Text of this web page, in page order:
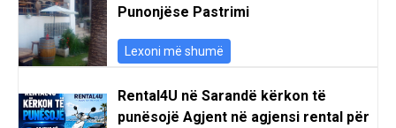
Punonjëse Pastrimi
Lexoni më shumë
Rental4U në Sarandë kërkon të
punësojë Agjent në agjensi rental për